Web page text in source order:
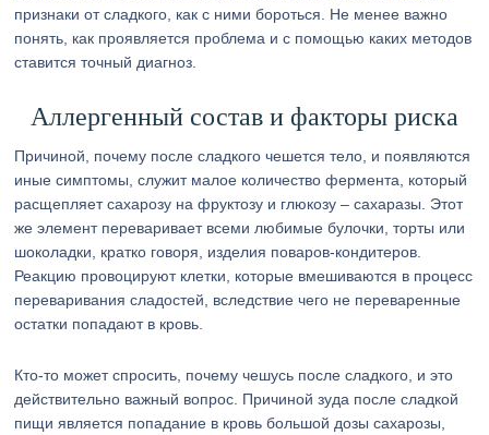
признаки от сладкого, как с ними бороться. Не менее важно
понять, как проявляется проблема и с помощью каких методов
ставится точный диагноз.
Аллергенный состав и факторы риска
Причиной, почему после сладкого чешется тело, и появляются
иные симптомы, служит малое количество фермента, который
расщепляет сахарозу на фруктозу и глюкозу – сахаразы. Этот
же элемент переваривает всеми любимые булочки, торты или
шоколадки, кратко говоря, изделия поваров-кондитеров.
Реакцию провоцируют клетки, которые вмешиваются в процесс
переваривания сладостей, вследствие чего не переваренные
остатки попадают в кровь.
Кто-то может спросить, почему чешусь после сладкого, и это
действительно важный вопрос. Причиной зуда после сладкой
пищи является попадание в кровь большой дозы сахарозы,